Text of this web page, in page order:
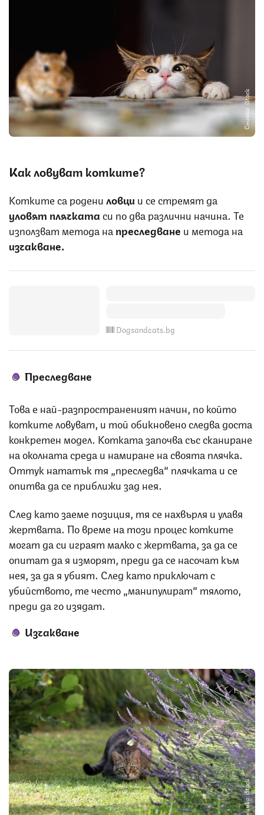
Снимка: iStock
Как ловуват котките?
Котките са родени ловци и се стремят да
уловят плячкатаси по два различни начина. Те
използват метода на преследване и метода на
изчакване.
Dogsandcats.bg
Преследване
Това е най-разпространеният начин, по който
котките ловуват, и той обикновено следва доста
конкретен модел. Котката започва със сканиране
на околната среда и намиране на своята плячка.
Оттук нататък тя „преследва“ плячката и се
опитва да се приближи зад нея.
След като заеме позиция, тя се нахвърля и улавя
жертвата. По време на този процес котките
могат да си играят малко с жертвата, за да се
опитат да я изморят, преди да се насочат към
нея, за да я убият. След като приключат с
убийството, те често „манипулират“ тялото,
преди да го изядат.
Изчакване
Снимка: iStock